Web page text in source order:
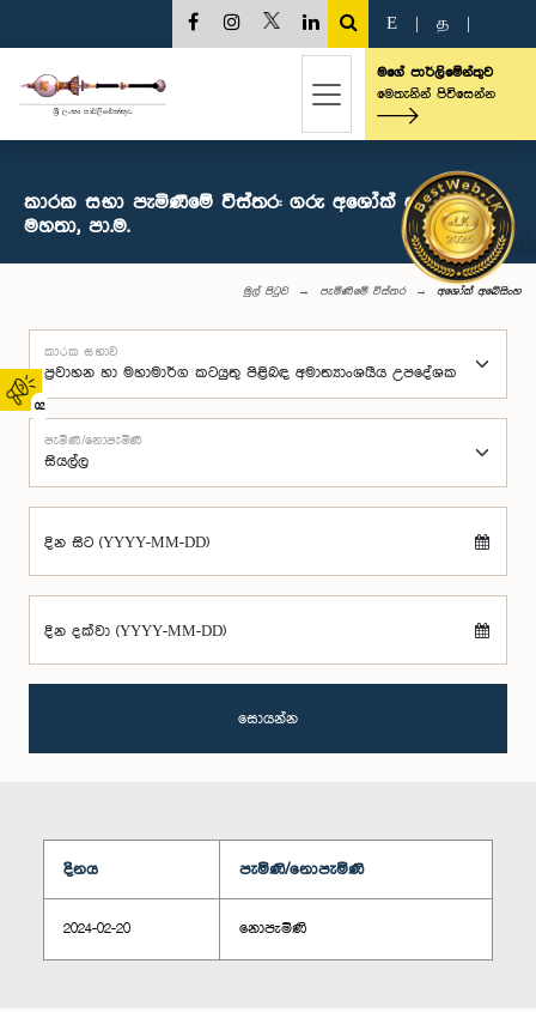
02
E த
මගේ පාර්ලිමේන්තුව
මෙතැනින් පිවිසෙන්න
කාරක සභා පැමිණීමේ විස්තර: ගරු අශෝක් අබේසිංහ
මහතා, පා.ම.
මුල් පිටුව පැමිණීමේ විස්තර අශෝක් අබේසිංහ
කාරක සභාව
පැමිණි/නොපැමිණි
දින සිට (YYYY-MM-DD)
දින දක්වා (YYYY-MM-DD)
සොයන්න
දිනය පැමිණි/නොපැමිණි
2024-02-20 නොපැමිණි